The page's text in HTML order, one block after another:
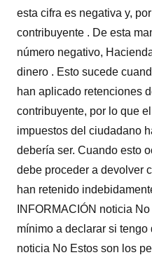
esta cifra es negativa y,
contribuyente . De esta
número negativo,
dinero . Esto sucede
han aplicado retenciones
contribuyente, por lo que
impuestos del ciudadano
debería ser. Cuando esto
debe proceder a devolver
han retenido
INFORMACIÓN noticia
mínimo a declarar si
noticia No Estos son los